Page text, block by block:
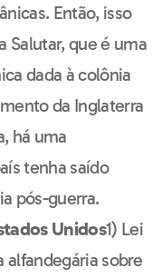
Então, isso
Salutar, que é uma
dada à colônia
da Inglaterra
há uma
tenha saído
pós-guerra.
Unidos1) Lei
alfandegária sobre